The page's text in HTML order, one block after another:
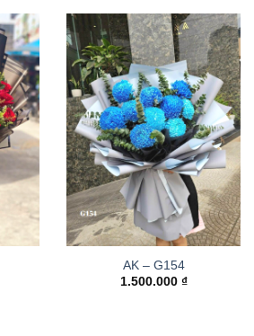
AK – G154
1.500.000 ₫